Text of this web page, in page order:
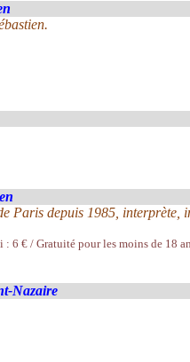
Paris depuis 1985, interprète,
: 6 € / Gratuité pour les moins de 18
Nazaire